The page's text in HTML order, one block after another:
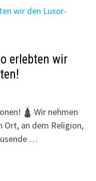
erlebten wir
🛕 Wir nehmen
Ort, an dem Religion,
…